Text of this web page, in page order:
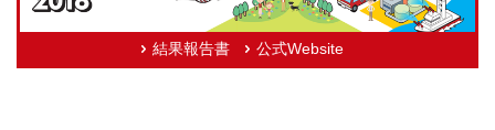
結果報告書 公式Website